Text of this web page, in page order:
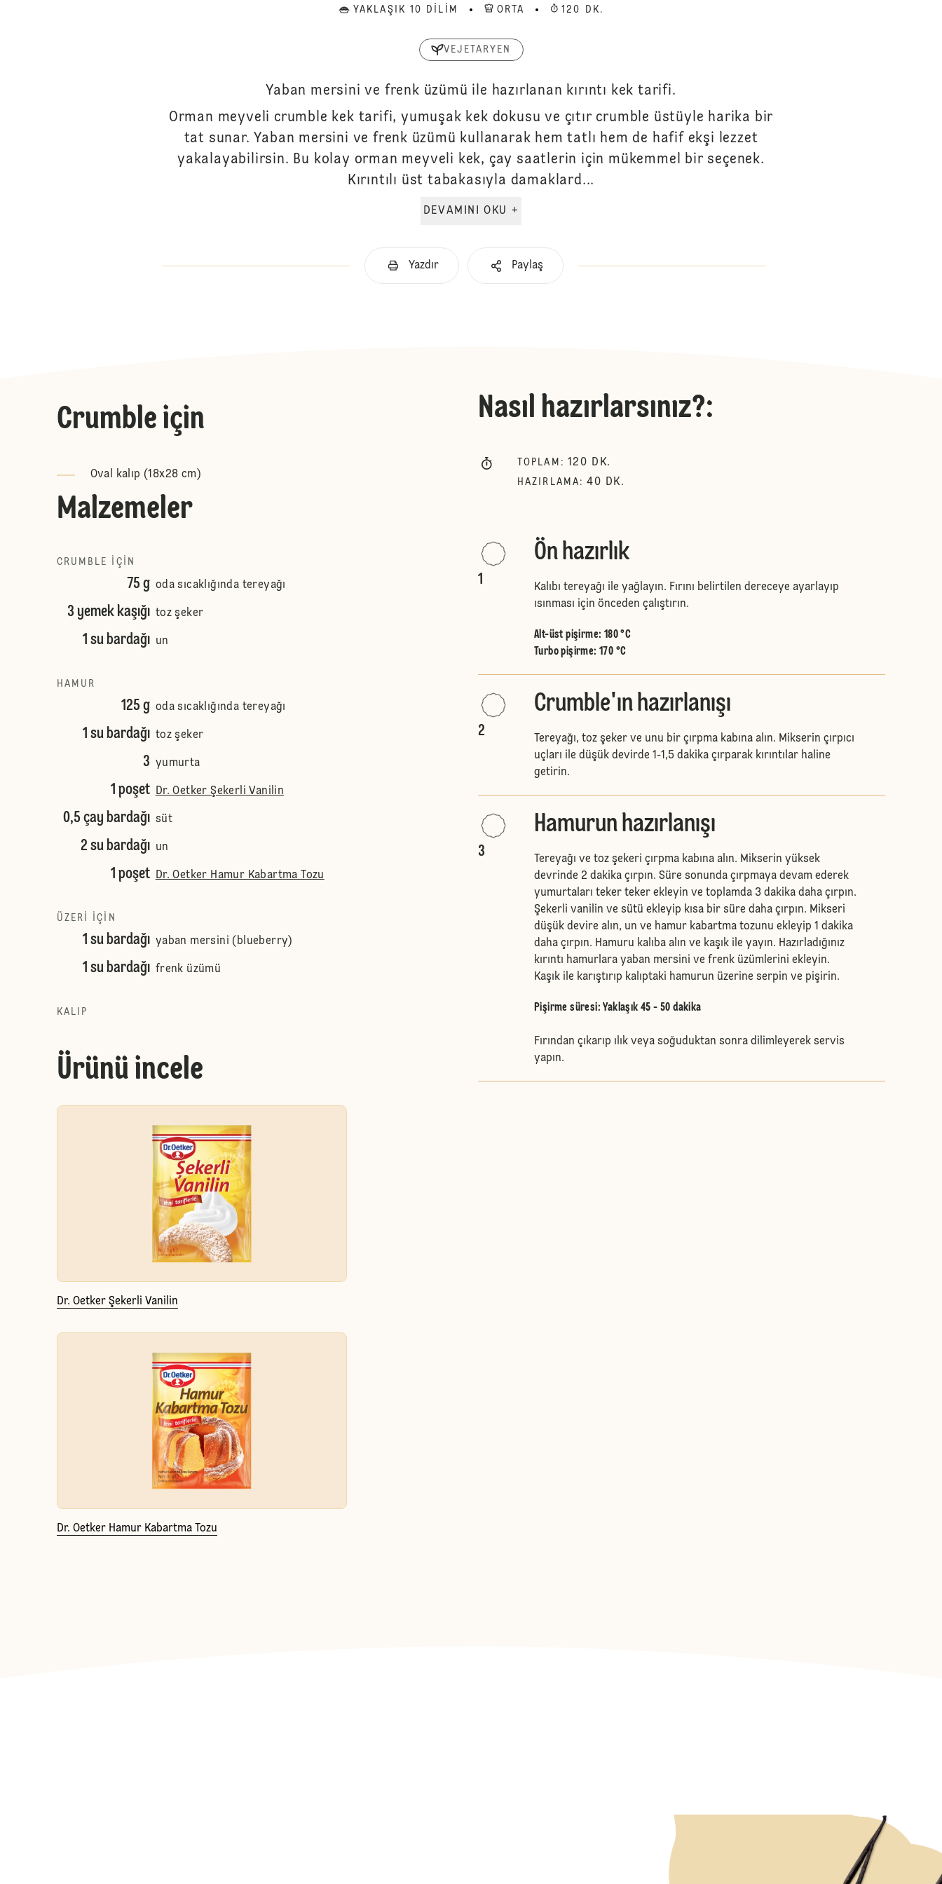
YAKLAŞIK 10 DILIM ORTA 120 DK.
VEJETARYEN
Yaban mersini ve frenk üzümü ile hazırlanan kırıntı kek tarifi.
Orman meyveli crumble kek tarifi, yumuşak kek dokusu ve çıtır crumble üstüyle harika bir
tat sunar. Yaban mersini ve frenk üzümü kullanarak hem tatlı hem de hafif ekşi lezzet
yakalayabilirsin. Bu kolay orman meyveli kek, çay saatlerin için mükemmel bir seçenek.
Kırıntılı üst tabakasıyla damaklard...
DEVAMINI OKU +
Yazdır Paylaş
Crumble için
Oval kalıp (18x28 cm)
Malzemeler
CRUMBLE IÇIN
75 g oda sıcaklığında tereyağı
3 yemek kaşığı toz şeker
1 su bardağı un
HAMUR
125 g oda sıcaklığında tereyağı
1 su bardağı toz şeker
3 yumurta
1 poşet Dr. Oetker Şekerli Vanilin
0,5 çay bardağı süt
2 su bardağı un
1 poşet Dr. Oetker Hamur Kabartma Tozu
ÜZERI IÇIN
1 su bardağı yaban mersini (blueberry)
1 su bardağı frenk üzümü
KALIP
Ürünü incele
Dr. Oetker Şekerli Vanilin
Dr. Oetker Hamur Kabartma Tozu
Nasıl hazırlarsınız?:
TOPLAM : 120 DK.
HAZIRLAMA : 40 DK.
1
Ön hazırlık
Kalıbı tereyağı ile yağlayın. Fırını belirtilen dereceye ayarlayıp
ısınması için önceden çalıştırın.
Alt-üst pişirme: 180 °C
Turbo pişirme: 170 °C
2
Crumble'ın hazırlanışı
Tereyağı, toz şeker ve unu bir çırpma kabına alın. Mikserin çırpıcı
uçları ile düşük devirde 1-1,5 dakika çırparak kırıntılar haline
getirin.
3
Hamurun hazırlanışı
Tereyağı ve toz şekeri çırpma kabına alın. Mikserin yüksek
devrinde 2 dakika çırpın. Süre sonunda çırpmaya devam ederek
yumurtaları teker teker ekleyin ve toplamda 3 dakika daha çırpın.
Şekerli vanilin ve sütü ekleyip kısa bir süre daha çırpın. Mikseri
düşük devire alın, un ve hamur kabartma tozunu ekleyip 1 dakika
daha çırpın. Hamuru kalıba alın ve kaşık ile yayın. Hazırladığınız
kırıntı hamurlara yaban mersini ve frenk üzümlerini ekleyin.
Kaşık ile karıştırıp kalıptaki hamurun üzerine serpin ve pişirin.
Pişirme süresi: Yaklaşık 45 - 50 dakika
Fırından çıkarıp ılık veya soğuduktan sonra dilimleyerek servis
yapın.